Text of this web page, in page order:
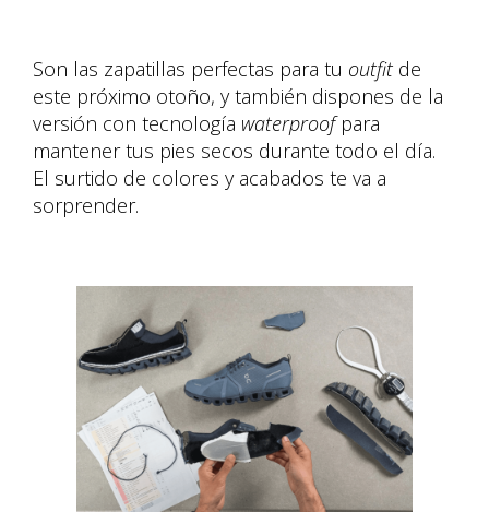
Son las zapatillas perfectas para tu outfit de
este próximo otoño, y también dispones de la
versión con tecnología waterproofpara
mantener tus pies secos durante todo el día.
El surtido de colores y acabados te va a
sorprender.